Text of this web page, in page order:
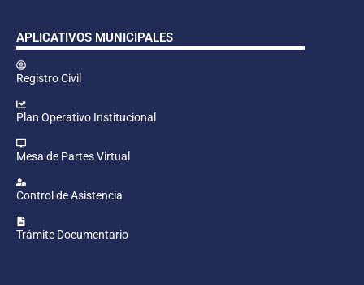
APLICATIVOS MUNICIPALES
Registro Civil
Plan Operativo Institucional
Mesa de Partes Virtual
Control de Asistencia
Trámite Documentario